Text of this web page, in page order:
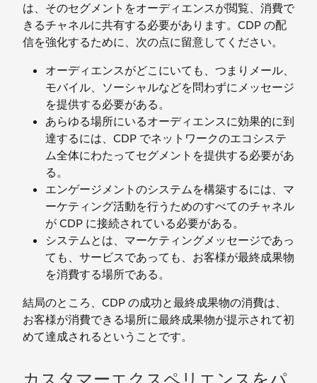
は、そのセグメントをオーディエンスが閲覧、消費で
きるチャネルに共有する必要があります。CDP の配
信を強化するために、次の点に留意してください。
オーディエンスがどこにいても、つまりメール、
モバイル、ソーシャルなどを問わずにメッセージ
を提供する必要がある。
あらゆる場所にいるオーディエンスに効果的に到
達するには、CDP でネットワークのエコシステ
ム全体にわたってセグメントを提供する必要があ
る。
エンゲージメントのシステムを構築するには、マ
ーケティング活動を行うためのすべてのチャネル
が CDP に接続されている必要がある。
システムとは、マーケティングメッセージであっ
ても、サービスであっても、お客様が最終成果物
を消費する場所である。
結局のところ、CDP の成功と最終成果物の消費は、
お客様が消費できる場所に最終成果物が提示されて初
めて達成されるということです。